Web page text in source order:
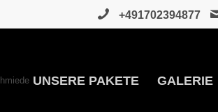
+491702394877
UNSERE PAKETE GALERIE